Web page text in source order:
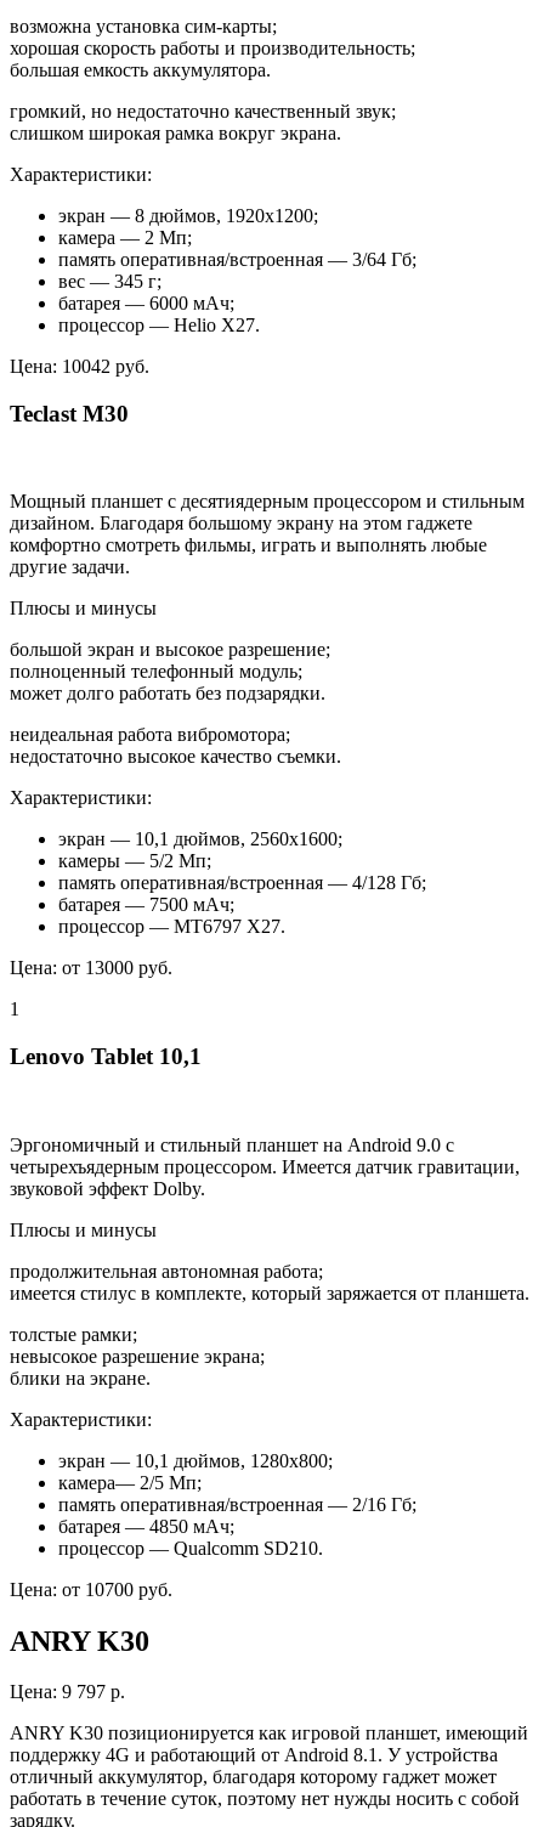
возможна установка сим-карты;
хорошая скорость работы и производительность;
большая емкость аккумулятора.
громкий, но недостаточно качественный звук;
слишком широкая рамка вокруг экрана.
Характеристики:
экран — 8 дюймов, 1920х1200;
камера — 2 Мп;
память оперативная/встроенная — 3/64 Гб;
вес — 345 г;
батарея — 6000 мАч;
процессор — Helio X27.
Цена: 10042 руб.
Teclast M30
Мощный планшет с десятиядерным процессором и стильным
дизайном. Благодаря большому экрану на этом гаджете
комфортно смотреть фильмы, играть и выполнять любые
другие задачи.
Плюсы и минусы
большой экран и высокое разрешение;
полноценный телефонный модуль;
может долго работать без подзарядки.
неидеальная работа вибромотора;
недостаточно высокое качество съемки.
Характеристики:
экран — 10,1 дюймов, 2560х1600;
камеры — 5/2 Мп;
память оперативная/встроенная — 4/128 Гб;
батарея — 7500 мАч;
процессор — MT6797 X27.
Цена: от 13000 руб.
1
Lenovo Tablet 10,1
Эргономичный и стильный планшет на Android 9.0 с
четырехъядерным процессором. Имеется датчик гравитации,
звуковой эффект Dolby.
Плюсы и минусы
продолжительная автономная работа;
имеется стилус в комплекте, который заряжается от планшета.
толстые рамки;
невысокое разрешение экрана;
блики на экране.
Характеристики:
экран — 10,1 дюймов, 1280х800;
камера— 2/5 Мп;
память оперативная/встроенная — 2/16 Гб;
батарея — 4850 мАч;
процессор — Qualcomm SD210.
Цена: от 10700 руб.
ANRY K30
Цена: 9 797 р.
ANRY K30 позиционируется как игровой планшет, имеющий
поддержку 4G и работающий от Android 8.1. У устройства
отличный аккумулятор, благодаря которому гаджет может
работать в течение суток, поэтому нет нужды носить с собой
зарядку.